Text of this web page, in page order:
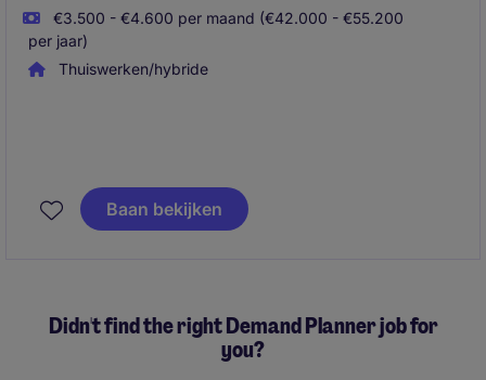
€3.500 - €4.600 per maand (€42.000 - €55.200
per jaar)
Thuiswerken/hybride
plannen, puzzelen en optimaliseren? Als Productie
Planner zorg jij ervoor dat vraag, voorraad en
Baan bekijken
Didn't find the right Demand Planner job for
you?